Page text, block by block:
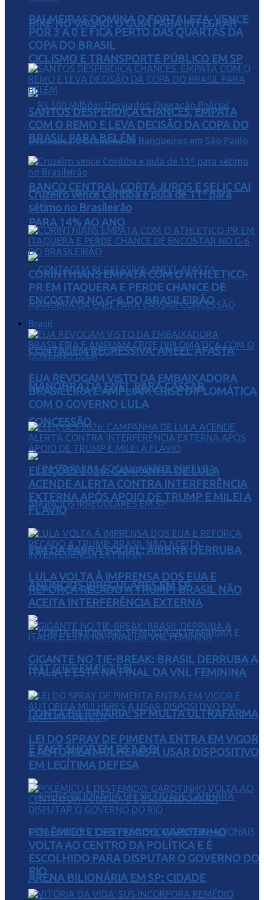
BIKE NO VAGÃO: O GUIA PARA INTEGRAR
CICLISMO E TRANSPORTE PÚBLICO EM SP
BANCO CENTRAL CORTA JUROS E SELIC CAI
PARA 14% AO ANO
CONTAGEM REGRESSIVA: ANEEL AFASTA
MANOBRA DA ENEL PARA CASSAR
CONCESSÃO
FIM DA FARRA SOCIAL: AIRBNB DERRUBA
ANÚNCIOS IRREGULARES EM SP
CONTA BILIONÁRIA: SP MULTA ULTRAFARMA
E FAST SHOP EM R$ 2,8 BI
ARENA BILIONÁRIA EM SP: CIDADE
PALMEIRAS DOMINA O FORTALEZA, VENCE
POR 3 A 0 E FICA PERTO DAS QUARTAS DA
COPA DO BRASIL
SANTOS DESPERDIÇA CHANCES, EMPATA
COM O REMO E LEVA DECISÃO DA COPA DO
BRASIL PARA BELÉM
Cruzeiro vence Coritiba e pula de 11º para
sétimo no Brasileirão
CORINTHIANS EMPATA COM O ATHLETICO-
PR EM ITAQUERA E PERDE CHANCE DE
ENCOSTAR NO G-6 DO BRASILEIRÃO
Brasil
EUA REVOGAM VISTO DA EMBAIXADORA
BRASILEIRA E AMPLIAM CRISE DIPLOMÁTICA
COM O GOVERNO LULA
ELEIÇÕES 2026: CAMPANHA DE LULA
ACENDE ALERTA CONTRA INTERFERÊNCIA
EXTERNA APÓS APOIO DE TRUMP E MILEI A
FLÁVIO
LULA VOLTA À IMPRENSA DOS EUA E
REFORÇA RECADO A TRUMP: BRASIL NÃO
ACEITA INTERFERÊNCIA EXTERNA
GIGANTE NO TIE-BREAK: BRASIL DERRUBA A
ITÁLIA E ESTÁ NA FINAL DA VNL FEMININA
LEI DO SPRAY DE PIMENTA ENTRA EM VIGOR
E AUTORIZA MULHERES A USAR DISPOSITIVO
EM LEGÍTIMA DEFESA
POLÊMICO E DESTEMIDO, GAROTINHO
VOLTA AO CENTRO DA POLÍTICA E É
ESCOLHIDO PARA DISPUTAR O GOVERNO DO
RIO